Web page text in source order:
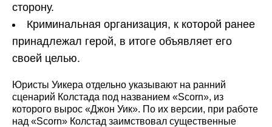
сторону.
Криминальная организация, к которой ранее
принадлежал герой, в итоге объявляет его
своей целью.
Юристы Уикера отдельно указывают на ранний
сценарий Колстада под названием «Scorn», из
которого вырос «Джон Уик». По их версии, при работе
над «Scorn» Колстад заимствовал существенные